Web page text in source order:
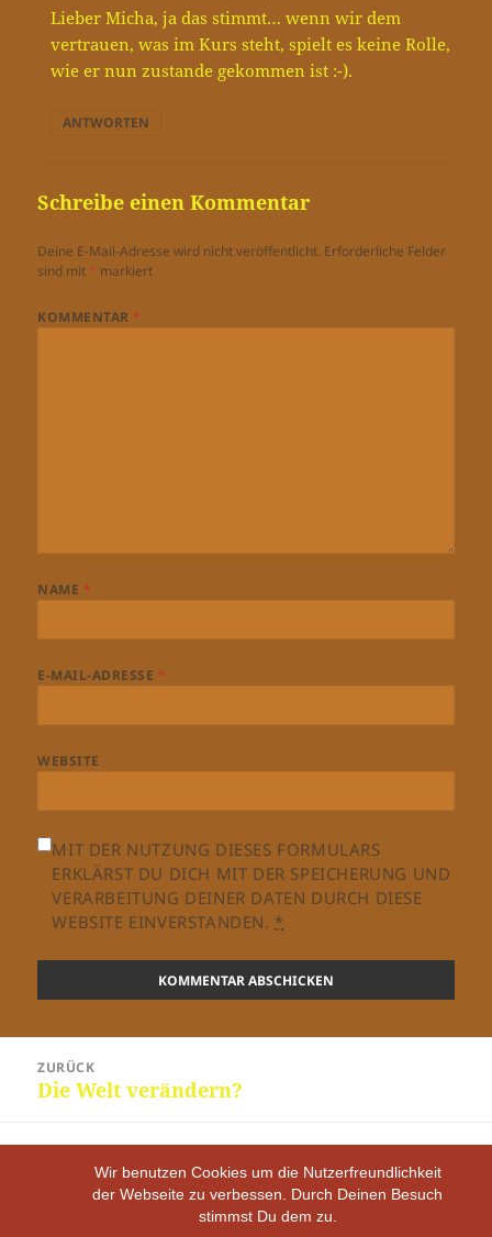
Wir benutzen Cookies um die Nutzerfreundlichkeit
der Webseite zu verbessen. Durch Deinen Besuch
stimmst Du dem zu.
Lieber Micha, ja das stimmt… wenn wir dem
vertrauen, was im Kurs steht, spielt es keine Rolle,
wie er nun zustande gekommen ist :-).
ANTWORTEN
Schreibe einen Kommentar
Deine E-Mail-Adresse wird nicht veröffentlicht. Erforderliche Felder
sind mit * markiert
KOMMENTAR *
NAME *
E-MAIL-ADRESSE *
WEBSITE
MIT DER NUTZUNG DIESES FORMULARS
ERKLÄRST DU DICH MIT DER SPEICHERUNG UND
VERARBEITUNG DEINER DATEN DURCH DIESE
WEBSITE EINVERSTANDEN.*
ZURÜCK
Vorheriger
Die Welt verändern?
WEITER
Nächster
Beitrag:
Ich bin der Träumer meines Traums